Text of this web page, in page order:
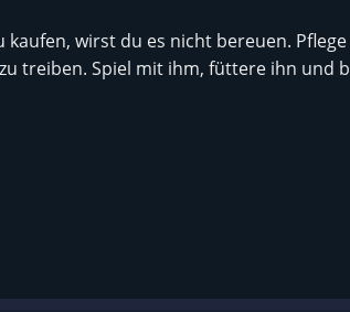
wirst du es nicht bereuen.
treiben. Spiel mit ihm, füttere ihn und